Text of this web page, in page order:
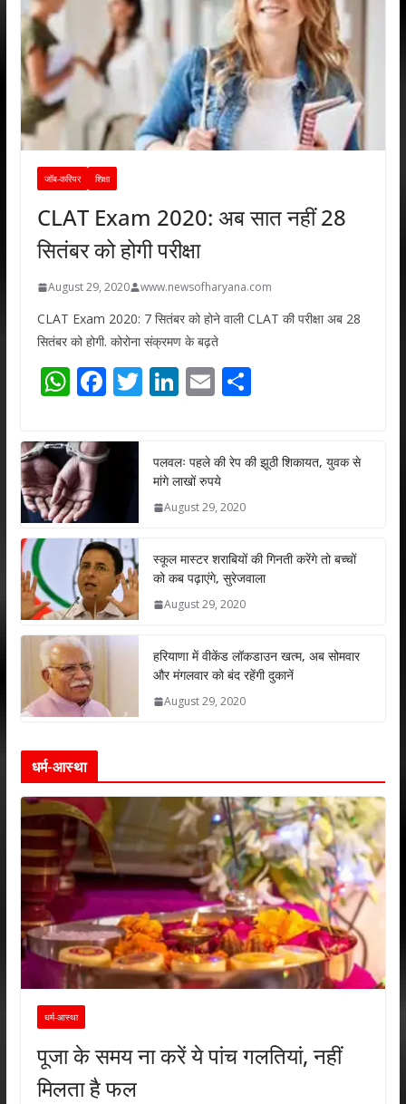
जॉब-करियर शिक्षा
CLAT Exam 2020: अब सात नहीं 28
सितंबर को होगी परीक्षा
August 29, 2020 www.newsofharyana.com
CLAT Exam 2020: 7 सितंबर को होने वाली CLAT की परीक्षा अब 28
सितंबर को होगी. कोरोना संक्रमण के बढ़ते
W
at
s
A
p
p
F
e
b
o
k
T
er
Li
e
dI
n
E
l
S
e
पलवलः पहले की रेप की झूठी शिकायत, युवक से
मांगे लाखों रुपये
August 29, 2020
स्कूल मास्टर शराबियों की गिनती करेंगे तो बच्चों
को कब पढ़ाएंगे, सुरेजवाला
August 29, 2020
हरियाणा में वीकेंड लॉकडाउन खत्म, अब सोमवार
और मंगलवार को बंद रहेंगी दुकानें
August 29, 2020
धर्म-आस्था
धर्म-आस्था
पूजा के समय ना करें ये पांच गलतियां, नहीं
मिलता है फल